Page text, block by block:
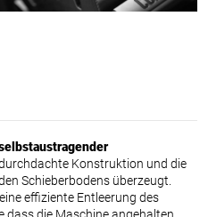
Konstruktion und die
Schieberbodens überzeugt.
effiziente Entleerung des